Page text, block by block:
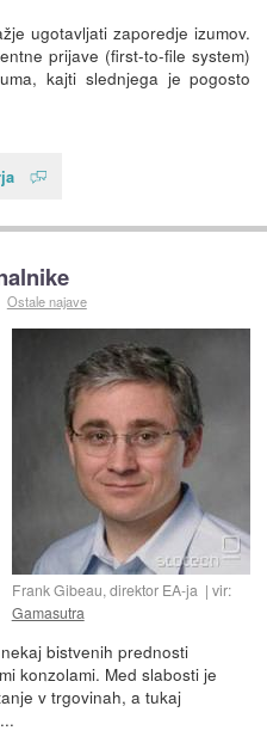
ugotavljati zaporedje izumov.
prijave (first-to-file system)
kajti slednjega je pogosto
Ostale najave
Frank Gibeau, direktor EA-ja
vir:
Gamasutra
bistvenih prednosti
konzolami. Med slabosti je
v trgovinah, a tukaj